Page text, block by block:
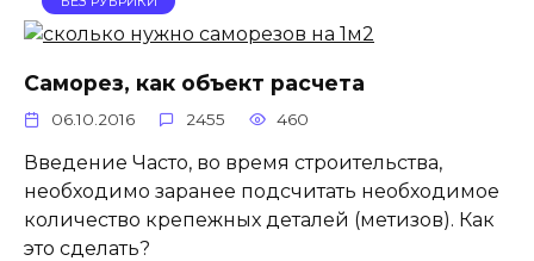
Саморез, как объект расчета
06.10.2016 2455 460
Введение Часто, во время строительства,
необходимо заранее подсчитать необходимое
количество крепежных деталей (метизов). Как
это сделать?